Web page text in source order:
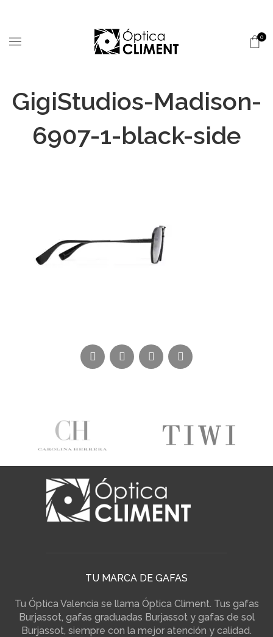
0
GigiStudios-Madison-
6907-1-black-side
TU MARCA DE GAFAS
Tu Óptica Valencia se llama Óptica Climent. Tus gafas
Burjassot, gafas graduadas Burjassot y gafas de sol
Burjassot, siempre con la mejor atención y calidad.